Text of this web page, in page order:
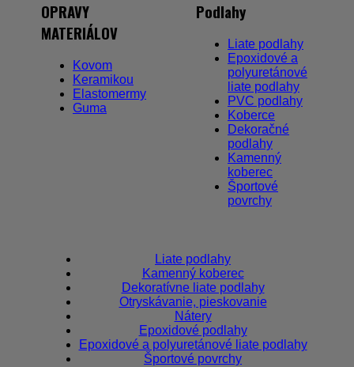
OPRAVY
MATERIÁLOV
Kovom
Keramikou
Elastomermy
Guma
Podlahy
Liate podlahy
Epoxidové a
polyuretánové
liate podlahy
PVC podlahy
Koberce
Dekoračné
podlahy
Kamenný
koberec
Športové
povrchy
Liate podlahy
Kamenný koberec
Dekoratívne liate podlahy
Otryskávanie, pieskovanie
Nátery
Epoxidové podlahy
Epoxidové a polyuretánové liate podlahy
Športové povrchy